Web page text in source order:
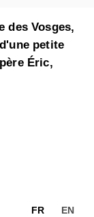
des Vosges,
petite
Éric,
FR EN